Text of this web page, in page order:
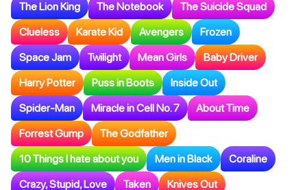
The Lion King The Notebook The Suicide Squad
Clueless Karate Kid Avengers Frozen
Space Jam Twilight Mean Girls Baby Driver
Harry Potter Puss in Boots Inside Out
Spider-Man Miracle in Cell No. 7 About Time
Forrest Gump The Godfather
10 Things I hate about you Men in Black Coraline
Crazy, Stupid, Love Taken Knives Out